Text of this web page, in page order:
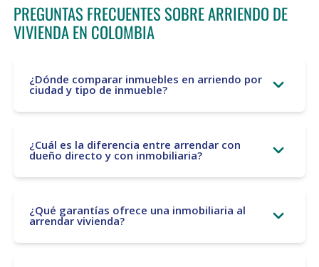
PREGUNTAS FRECUENTES SOBRE ARRIENDO DE
VIVIENDA EN COLOMBIA
¿Dónde comparar inmuebles en arriendo por
ciudad y tipo de inmueble?
¿Cuál es la diferencia entre arrendar con
dueño directo y con inmobiliaria?
¿Qué garantías ofrece una inmobiliaria al
arrendar vivienda?